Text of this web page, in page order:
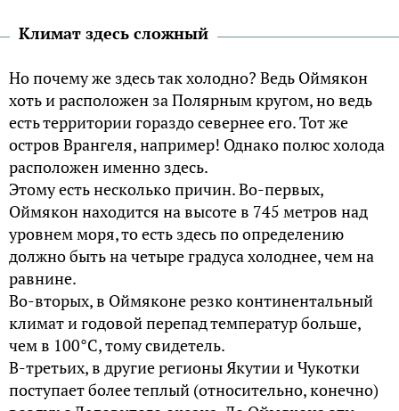
Климат здесь сложный
Но почему же здесь так холодно? Ведь Оймякон
хоть и расположен за Полярным кругом, но ведь
есть территории гораздо севернее его. Тот же
остров Врангеля, например! Однако полюс холода
расположен именно здесь.
Этому есть несколько причин. Во-первых,
Оймякон находится на высоте в 745 метров над
уровнем моря, то есть здесь по определению
должно быть на четыре градуса холоднее, чем на
равнине.
Во-вторых, в Оймяконе резко континентальный
климат и годовой перепад температур больше,
чем в 100°C, тому свидетель.
В-третьих, в другие регионы Якутии и Чукотки
поступает более теплый (относительно, конечно)